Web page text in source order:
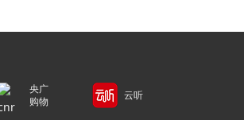
央广
购物
云听